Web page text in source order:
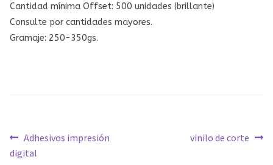
TIENDA
CONTACTO
Cantidad mínima Offset: 500 unidades (brillante)
Consulte por cantidades mayores.
Gramaje: 250-350gs.
Navegación
de
Anterior:
Adhesivos impresión
digital
Siguiente:
vinilo de corte